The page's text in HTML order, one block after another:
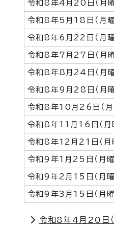
令和8年4月20日（月曜
令和8年5月18日（月曜
令和8年6月22日（月曜
令和8年7月27日（月曜
令和8年8月24日（月曜
令和8年9月28日（月曜
令和8年10月26日（月
令和8年11月16日（月
令和8年12月21日（月
令和9年1月25日（月曜
令和9年2月15日（月曜
令和9年3月15日（月曜
令和8年4月20日（